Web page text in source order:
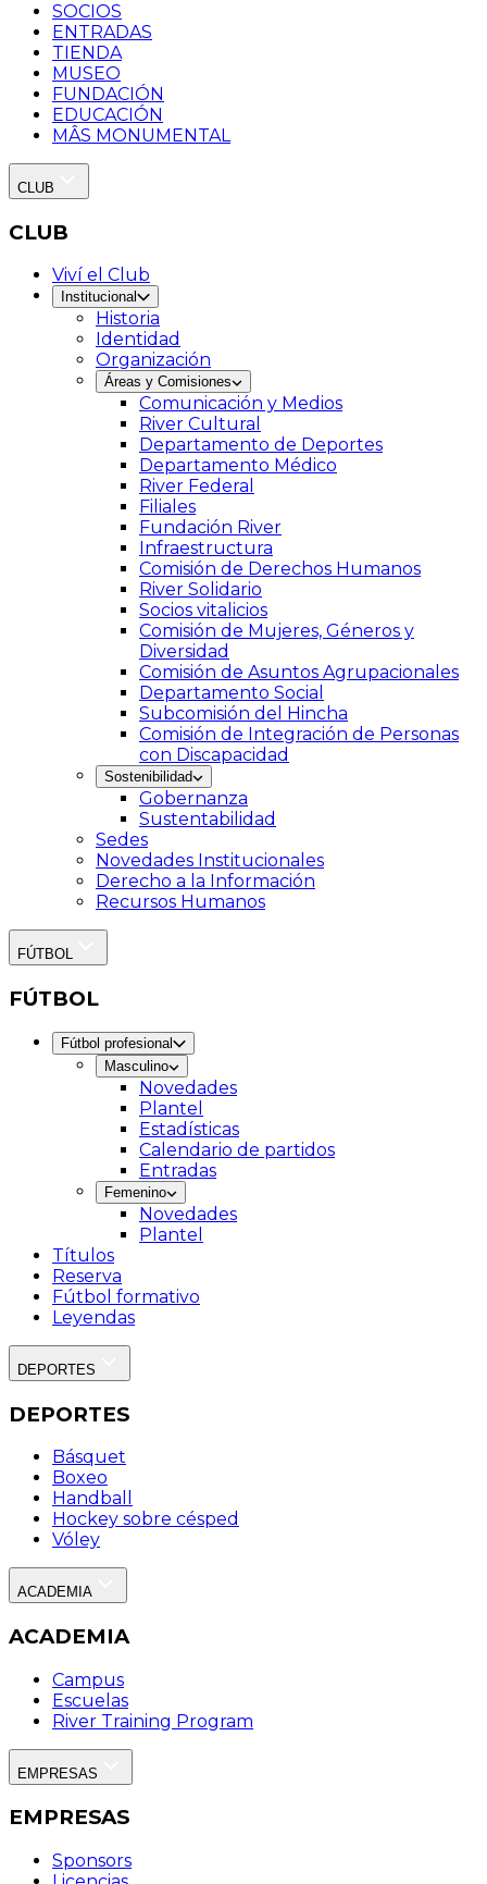
SOCIOS
ENTRADAS
TIENDA
MUSEO
FUNDACIÓN
EDUCACIÓN
MÂS MONUMENTAL
CLUB
CLUB
Viví el Club
Institucional
Historia
Identidad
Organización
Áreas y Comisiones
Comunicación y Medios
River Cultural
Departamento de Deportes
Departamento Médico
River Federal
Filiales
Fundación River
Infraestructura
Comisión de Derechos Humanos
River Solidario
Socios vitalicios
Comisión de Mujeres, Géneros y
Diversidad
Comisión de Asuntos Agrupacionales
Departamento Social
Subcomisión del Hincha
Comisión de Integración de Personas
con Discapacidad
Sostenibilidad
Gobernanza
Sustentabilidad
Sedes
Novedades Institucionales
Derecho a la Información
Recursos Humanos
FÚTBOL
FÚTBOL
Fútbol profesional
Masculino
Novedades
Plantel
Estadísticas
Calendario de partidos
Entradas
Femenino
Novedades
Plantel
Títulos
Reserva
Fútbol formativo
Leyendas
DEPORTES
DEPORTES
Básquet
Boxeo
Handball
Hockey sobre césped
Vóley
ACADEMIA
ACADEMIA
Campus
Escuelas
River Training Program
EMPRESAS
EMPRESAS
Sponsors